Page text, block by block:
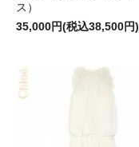
ス）
35,000円(税込38,500円)